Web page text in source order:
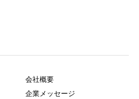
会社概要
企業メッセージ